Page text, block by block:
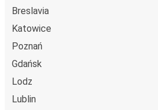
Breslavia
Katowice
Poznań
Gdańsk
Lodz
Lublin